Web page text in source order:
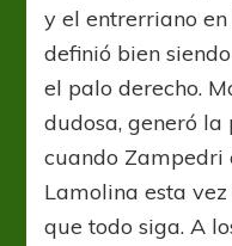
y el entrerriano
definió bien
el palo derecho.
dudosa, generó la
cuando Zampedri
Lamolina esta
que todo siga. A